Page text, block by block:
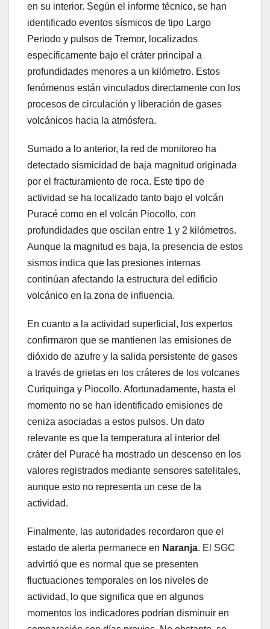
en su interior. Según el informe técnico, se han
identificado eventos sísmicos de tipo Largo
Periodo y pulsos de Tremor, localizados
específicamente bajo el cráter principal a
profundidades menores a un kilómetro. Estos
fenómenos están vinculados directamente con los
procesos de circulación y liberación de gases
volcánicos hacia la atmósfera.
Sumado a lo anterior, la red de monitoreo ha
detectado sismicidad de baja magnitud originada
por el fracturamiento de roca. Este tipo de
actividad se ha localizado tanto bajo el volcán
Puracé como en el volcán Piocollo, con
profundidades que oscilan entre 1 y 2 kilómetros.
Aunque la magnitud es baja, la presencia de estos
sismos indica que las presiones internas
continúan afectando la estructura del edificio
volcánico en la zona de influencia.
En cuanto a la actividad superficial, los expertos
confirmaron que se mantienen las emisiones de
dióxido de azufre y la salida persistente de gases
a través de grietas en los cráteres de los volcanes
Curiquinga y Piocollo. Afortunadamente, hasta el
momento no se han identificado emisiones de
ceniza asociadas a estos pulsos. Un dato
relevante es que la temperatura al interior del
cráter del Puracé ha mostrado un descenso en los
valores registrados mediante sensores satelitales,
aunque esto no representa un cese de la
actividad.
Finalmente, las autoridades recordaron que el
estado de alerta permanece en Naranja. El SGC
advirtió que es normal que se presenten
fluctuaciones temporales en los niveles de
actividad, lo que significa que en algunos
momentos los indicadores podrían disminuir en